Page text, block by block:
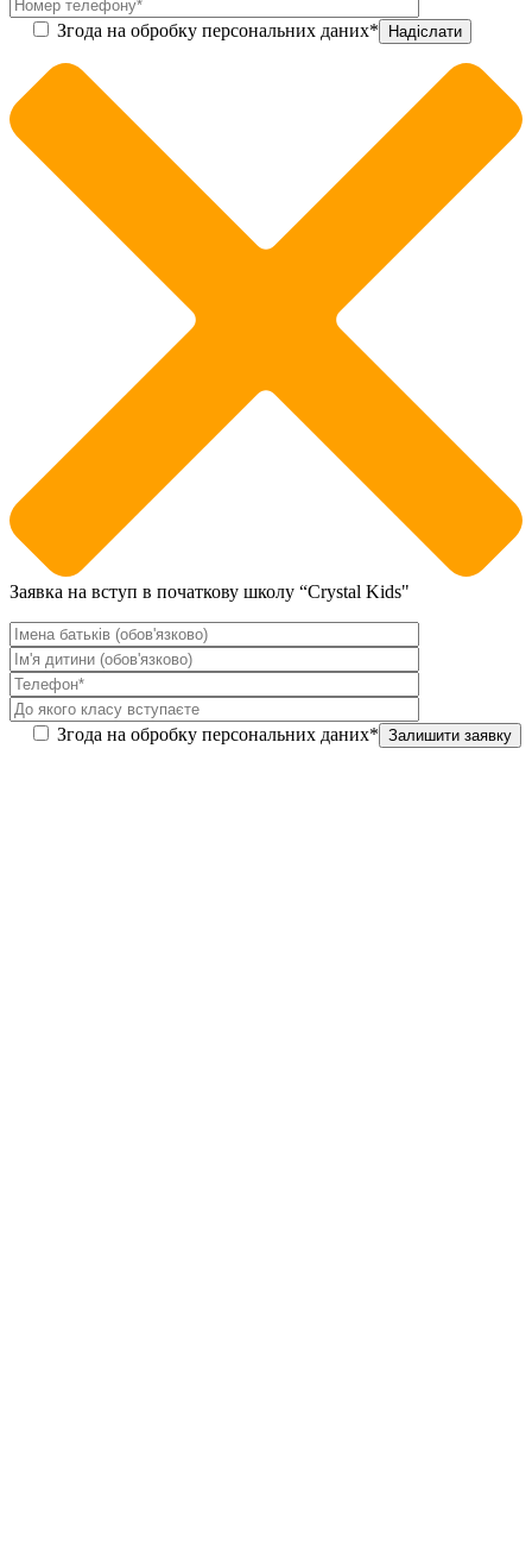
Згода на обробку персональних даних*
Заявка на вступ в початкову школу “Crystal Kids"
Згода на обробку персональних даних*